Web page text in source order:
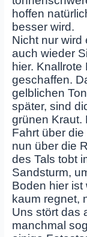
hoffen
besser wird.
Nicht nur wird
auch wieder
hier.
geschaffen.
gelblichen
später, sind
grünen Kraut.
Fahrt über
nun über die
des Tals tobt
Sandsturm,
Boden hier ist
kaum regnet,
Uns stört das
manchmal